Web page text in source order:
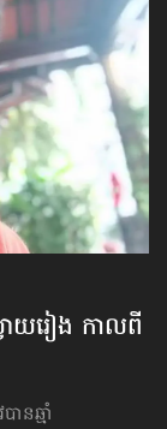
ាយរៀង​ កាលពី
នឆ្មាំ